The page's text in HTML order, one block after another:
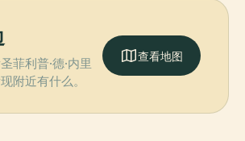
菲利普·德·内里
附近有什么。
查看地图